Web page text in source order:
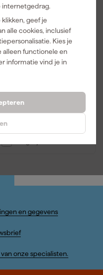
internetgedrag.
geef je
alle cookies, inclusief
Kies je
alleen functionele en
informatie vind je in
Makita JM23100501
Linnen stofzak voor
LH1200FL/LH1201FL/L
7,90
incl. BTW
en gegevens
onze specialisten.